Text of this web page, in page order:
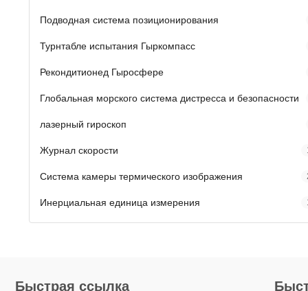
Подводная система позиционирования
Турнтабле испытания Гыркомпасс
Рекондитионед Гыросфере
Глобальная морского система дистресса и безопасности
лазерный гироскоп
Журнал скорости
Система камеры термического изображения
Инерциальная единица измерения
Быстрая ссылка